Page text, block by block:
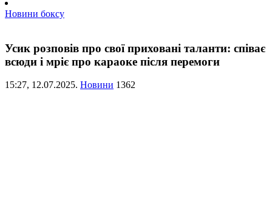
Новини боксу
Усик розповів про свої приховані таланти: співає
всюди і мріє про караоке після перемоги
15:27, 12.07.2025. Новини 1362